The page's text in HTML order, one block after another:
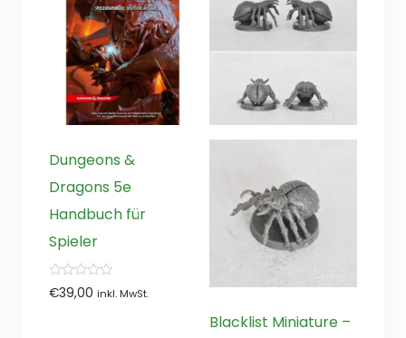
Dungeons &
Dragons 5e
Handbuch für
Spieler
0
von
€39,00 inkl. MwSt.
Blacklist Miniature –